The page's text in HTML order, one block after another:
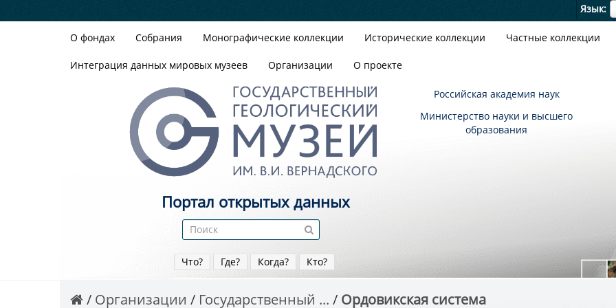
Язык
О фондах Собрания Монографические коллекции Исторические коллекции Частные коллекции
Интеграция данных мировых музеев Организации О проекте
Российская академия наук
Министерство науки и высшего
образования
Портал открытых данных
Что? Где? Когда? Кто?
Организации Государственный ... Ордовикская система